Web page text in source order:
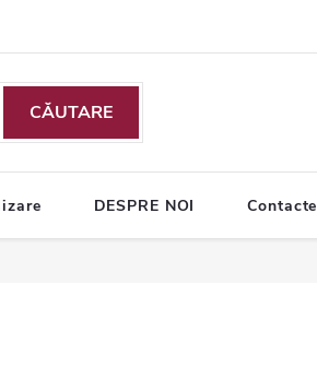
CĂUTARE
DESPRE NOI Contacte